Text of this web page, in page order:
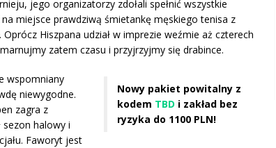
jego organizatorzy zdołali spełnić wszystkie
miejsce prawdziwą śmietankę męskiego tenisa z
Hiszpana udział w imprezie weźmie aż czterech
zatem czasu i przyjrzyjmy się drabince.
Nowy pakiet powitalny z
kodem TBD i zakład bez
ryzyka do 1100 PLN!
wspomniany
niewygodne.
zagra z
sezon halowy i
Faworyt jest